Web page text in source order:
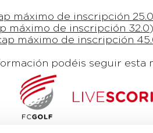
máximo de inscripción 25.0
máximo de inscripción 32.0
máximo de inscripción
podéis seguir esta